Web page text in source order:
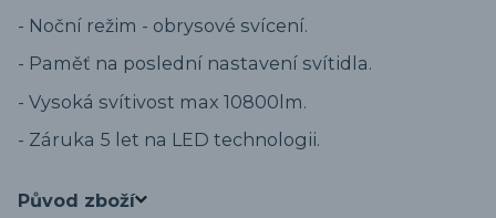
- Noční režim - obrysové svícení.
- Paměť na poslední nastavení svítidla.
- Vysoká svítivost max 10800lm.
- Záruka 5 let na LED technologii.
Původ zboží